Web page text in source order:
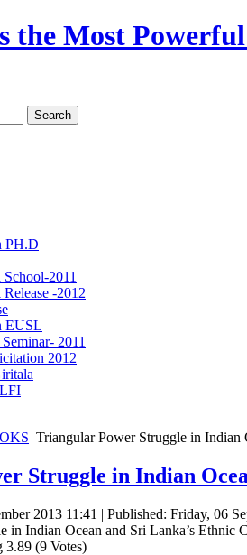
the Most
PH.D
2011
-2012
EUSL
2011
2012
Triangular Power Struggle in Indian
Struggle in Indian
2013 11:41 | Published: Friday, 06
in Indian Ocean and Sri Lanka’s Ethnic
3.89 (9 Votes)